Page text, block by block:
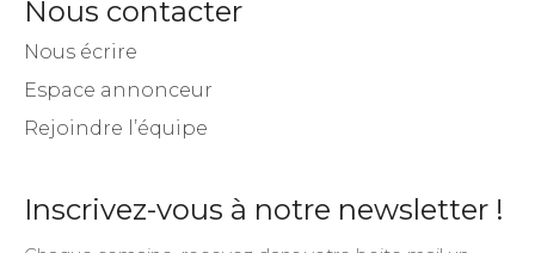
Nous contacter
Nous écrire
Espace annonceur
Rejoindre l’équipe
Inscrivez-vous à notre newsletter !